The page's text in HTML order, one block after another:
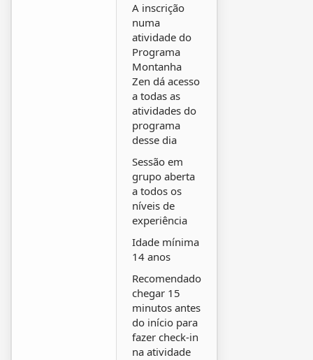
A inscrição
numa
atividade do
Programa
Montanha
Zen dá acesso
a todas as
atividades do
programa
desse dia
Sessão em
grupo aberta
a todos os
níveis de
experiência
Idade mínima
14 anos
Recomendado
chegar 15
minutos antes
do início para
fazer check-in
na atividade